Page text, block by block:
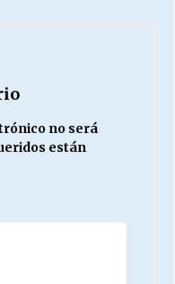
no será
están